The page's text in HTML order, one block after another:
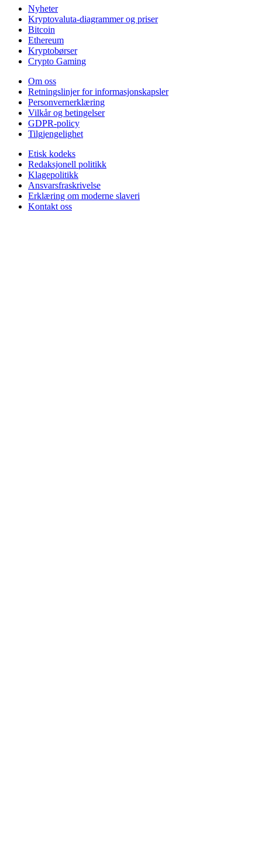
Nyheter
Kryptovaluta-diagrammer og priser
Bitcoin
Ethereum
Kryptobørser
Crypto Gaming
Om oss
Retningslinjer for informasjonskapsler
Personvernerklæring
Vilkår og betingelser
GDPR-policy
Tilgjengelighet
Etisk kodeks
Redaksjonell politikk
Klagepolitikk
Ansvarsfraskrivelse
Erklæring om moderne slaveri
Kontakt oss